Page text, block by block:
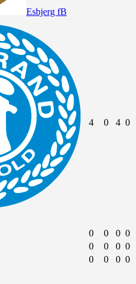
Esbjerg fB
4 0 4 0
0 0 0 0
0 0 0 0
0 0 0 0